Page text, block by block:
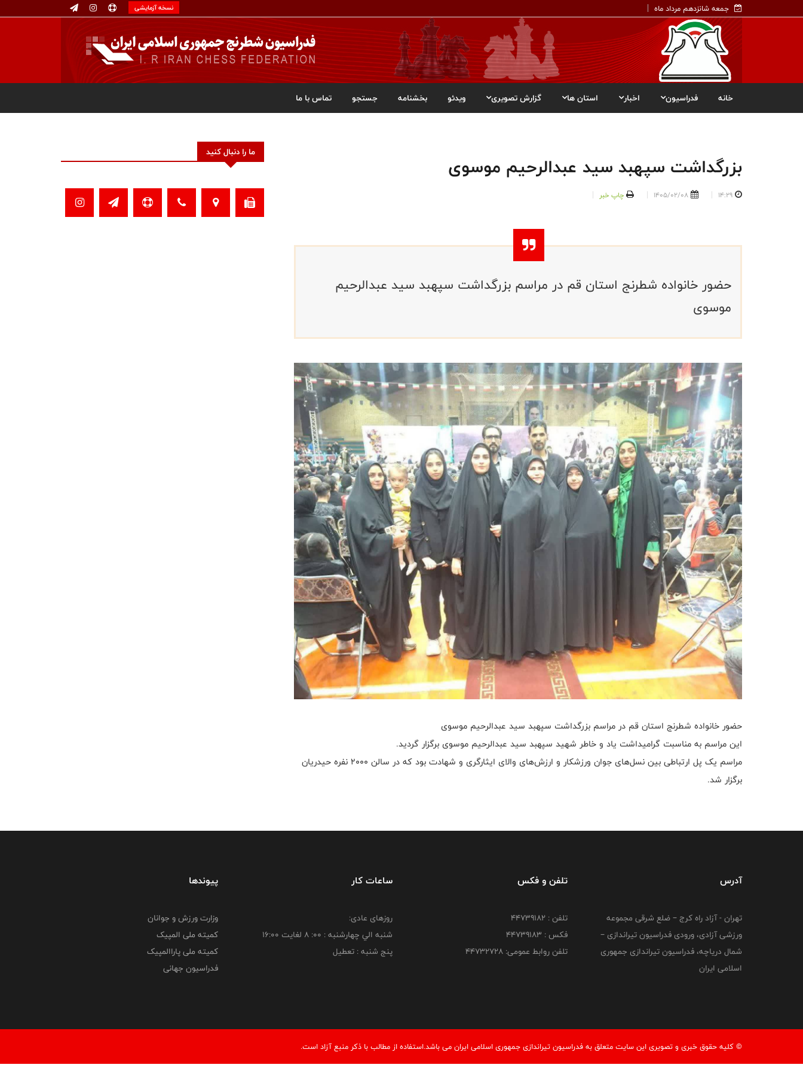
جمعه شانزدهم مرداد ماه نسخه آزمایشی
خانه فدراسیون اخبار استان ها گزارش تصویری ویدئو بخشنامه جستجو تماس با ما
بزرگداشت سپهبد سید عبدالرحیم موسوی
14:29
1405/02/08 چاپ خبر
حضور خانواده شطرنج استان قم در مراسم بزرگداشت سپهبد سید عبدالرحیم
موسوی
حضور خانواده شطرنج استان قم در مراسم بزرگداشت سپهبد سید عبدالرحیم موسوی
این مراسم به مناسبت گرامیداشت یاد و خاطر شهید سپهبد سید عبدالرحیم موسوی برگزار گردید.
مراسم یک پل ارتباطی بین نسل‌های جوان ورزشکار و ارزش‌های والای ایثارگری و شهادت بود که در سالن ۲۰۰۰ نفره حیدریان
برگزار شد.
ما را دنبال کنید
آدرس
تهران - آزاد راه کرج – ضلع شرقی مجموعه
ورزشی آزادی، ورودی فدراسیون تیراندازی –
شمال دریاچه، فدراسیون تیراندازی جمهوری
اسلامی ایران
تلفن و فکس
تلفن : ۴۴۷۳۹۱۸۲
فکس : ۴۴۷۳۹۱۸3
تلفن روابط عمومی: ۴۴۷۳۲۷۲۸
ساعات کار
روزهای عادی:
شنبه الي چهارشنبه : 00: 8 لغايت 16:00
پنج شنبه : تعطیل
پیوندها
وزارت ورزش و جوانان
کمیته ملی المپیک
کمیته ملی پاراالمپیک
فدراسیون جهانی
© کليه حقوق خبری و تصويری اين سايت متعلق به فدراسیون تیراندازی جمهوری اسلامی ایران می باشد.استفاده از مطالب با ذكر منبع آزاد است.